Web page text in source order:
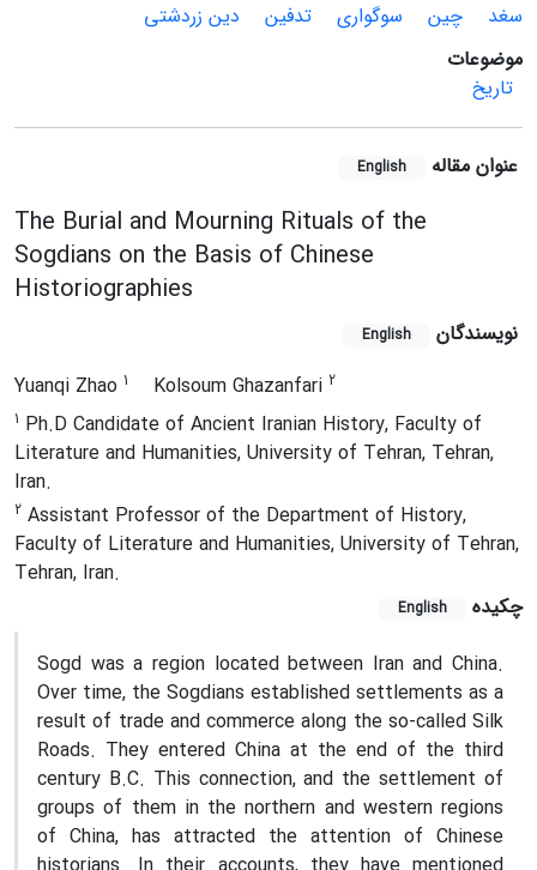
سغد
چین سوگواری تدفین
دین زردشتی
موضوعات
تاریخ
عنوان مقاله English
The Burial and Mourning Rituals of the
Sogdians on the Basis of Chinese
Historiographies
نویسندگان English
Yuanqi Zhao 1 Kolsoum Ghazanfari 2
1 Ph.D Candidate of Ancient Iranian History, Faculty of
Literature and Humanities, University of Tehran, Tehran,
Iran.
2 Assistant Professor of the Department of History,
Faculty of Literature and Humanities, University of Tehran,
Tehran, Iran.
چکیده
English
Sogd was a region located between Iran and China.
Over time, the Sogdians established settlements as a
result of trade and commerce along the so-called Silk
Roads. They entered China at the end of the third
century B.C. This connection, and the settlement of
groups of them in the northern and western regions
of China, has attracted the attention of Chinese